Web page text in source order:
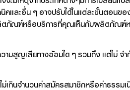
และอื่น ๆ อาจปรับได้ในแต่ละขั้นตอนข
ลิตภัณฑ์หรือบริการที่คุณเห็นกับผลิตภัณ
มสูญเสียทางอ้อมใด ๆ รวมถึง แต่ไม่ จ
เกินจำนวนค่าสมัครสมาชิกหรือค่าธรรมเ